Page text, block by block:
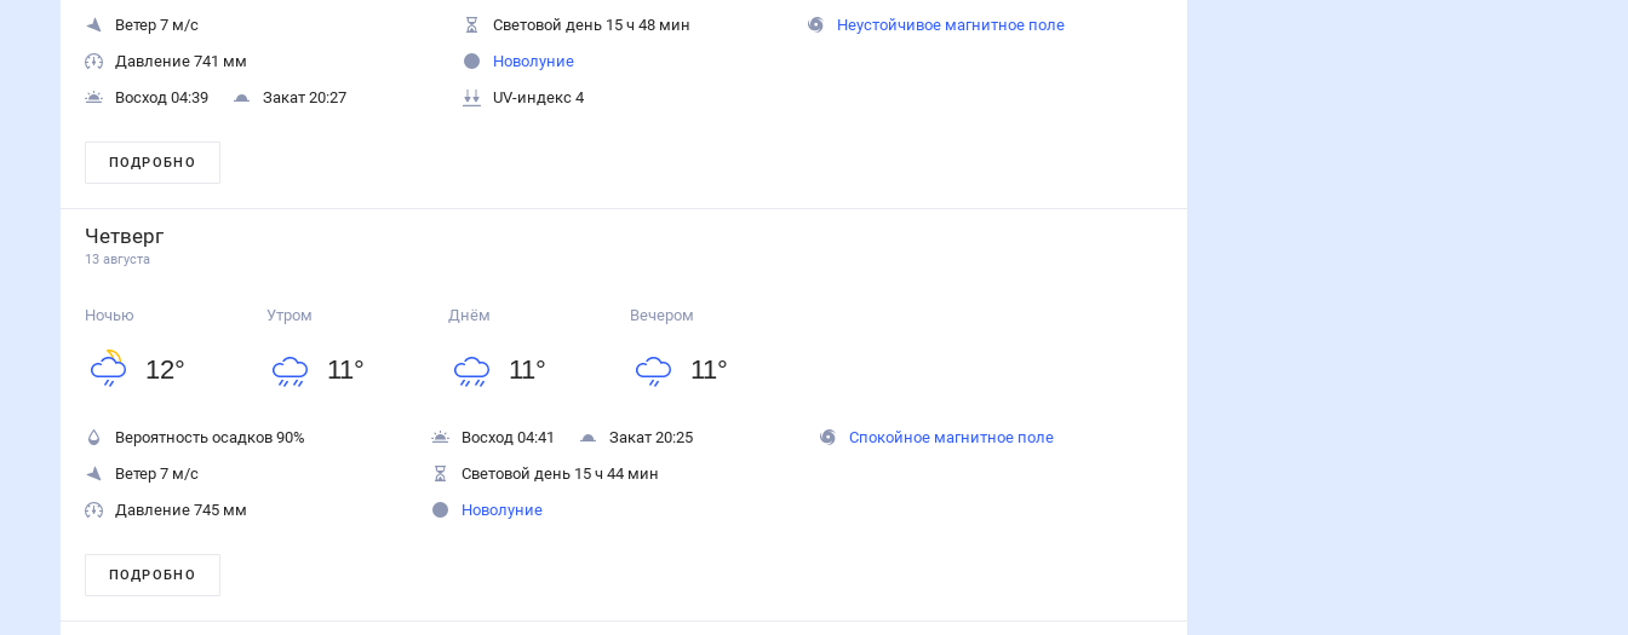
Ветер 7 м/с
Давление 741 мм
Восход 04:39
Закат 20:27
Световой день 15 ч 48 мин
Новолуние
UV-индекс 4
Неустойчивое магнитное поле
ПОДРОБНО
Четверг
13 августа
Ночью
12°
Утром
11°
Днём
11°
Вечером
11°
Вероятность осадков 90%
Ветер 7 м/с
Давление 745 мм
Восход 04:41
Закат 20:25
Световой день 15 ч 44 мин
Новолуние
Спокойное магнитное поле
ПОДРОБНО